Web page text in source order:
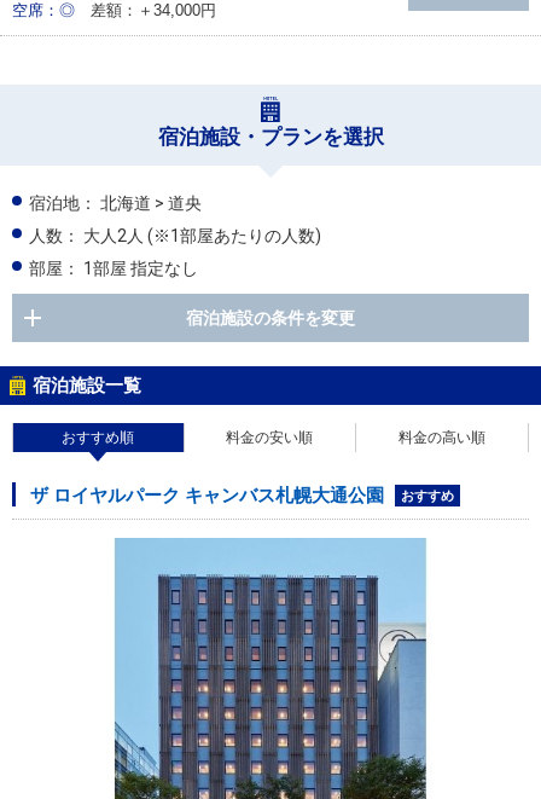
空席：◎ 差額：＋34,000円
宿泊施設・プランを選択
宿泊地： 北海道 > 道央
人数：
大人2人 (※1部屋あたりの人数)
部屋：
1部屋 指定なし
宿泊施設の条件を変更
宿泊施設一覧
おすすめ順 料金の安い順 料金の高い順
ザ ロイヤルパーク キャンバス札幌大通公園 おすすめ